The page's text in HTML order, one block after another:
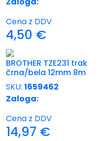
Cena z DDV
4,50 €
BROTHER TZE231 trak
črna/bela 12mm 8m
SKU: 1659462
Zaloga:
Cena z DDV
14,97 €